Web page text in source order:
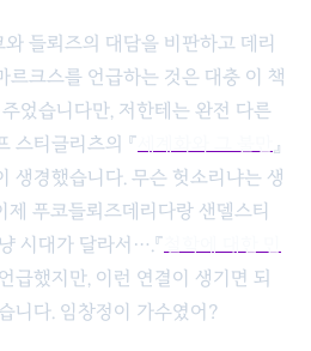
들뢰즈의 대담을 비판하고 데리
르크스를 언급하는 것은 대충 이 책
었습니다만, 저한테는 완전 다른
스티글리츠의 『
』
생경했습니다. 무슨 헛소리냐는 생
제 푸코들뢰즈데리다랑 샌델스티
시대가 달라서….『
급했지만, 이런 연결이 생기면 되
니다. 임창정이 가수였어?